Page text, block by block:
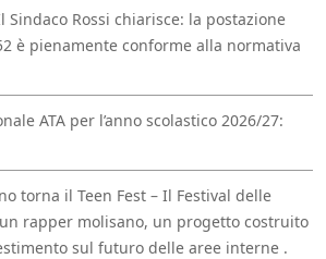
Sindaco Rossi chiarisce: la postazione
è pienamente conforme alla normativa
ATA per l’anno scolastico 2026/27:
torna il Teen Fest – Il Festival delle
rapper molisano, un progetto costruito
sul futuro delle aree interne .